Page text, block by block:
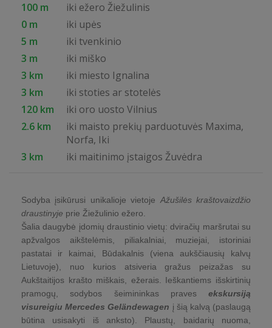
100 m
iki ežero Žiežulinis
0 m
iki upės
5 m
iki tvenkinio
3 m
iki miško
3 km
iki miesto Ignalina
3 km
iki stoties ar stotelės
120 km
iki oro uosto Vilnius
2.6 km
iki maisto prekių parduotuvės Maxima,
Norfa, Iki
3 km
iki maitinimo įstaigos Žuvėdra
Sodyba įsikūrusi unikalioje vietoje Ažušilės kraštovaizdžio
draustinyje prie Žiežulinio ežero.
Šalia daugybė įdomių draustinio vietų: dviračių maršrutai su
apžvalgos aikštelėmis, piliakalniai, muziejai, istoriniai
pastatai ir kaimai, Būdakalnis (viena aukščiausių kalvų
Lietuvoje), nuo kurios atsiveria gražus peizažas su
Aukštaitijos krašto miškais, ežerais. Ieškantiems išskirtinių
pramogų, sodybos šeimininkas praves ekskursiją
visureigiu Mercedes Geländewagen į šią kalvą (paslaugą
būtina usisakyti iš anksto). Plaustų, baidarių nuoma,